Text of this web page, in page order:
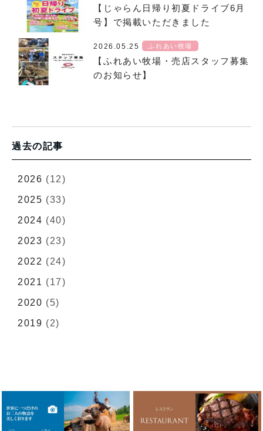
【じゃらん日帰り初夏ドライブ6月
号】で掲載いただきました
2026.05.25 ふれあい牧場
【ふれあい牧場・売店スタッフ募集
のお知らせ】
過去の記事
2026 (12)
2025 (33)
2024 (40)
2023 (23)
2022 (24)
2021 (17)
2020 (5)
2019 (2)